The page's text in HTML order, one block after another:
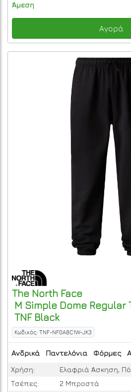
Άμεση
Αγορά
The North Face
M Simple Dome Regular
TNF Black
Κωδικός: TNF-NF0A8C1W-JK3
Ανδρικά Παντελόνια Φόρμες
Χρήση:
Ελαφριά Άσκηση,
Τσέπες:
2 Μπροστά